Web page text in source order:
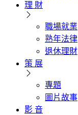
理 財
職場就業
熟年法律
退休理財
策 展
專題
圖片故事
影 音